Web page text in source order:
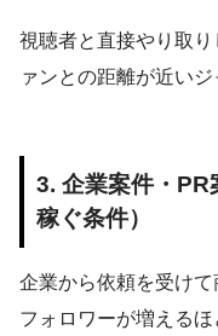
視聴者と直接やり取
ァンとの距離が近い
3. 企業案件・PR
稼ぐ条件）
企業から依頼を受けて
フォロワーが増えるほ